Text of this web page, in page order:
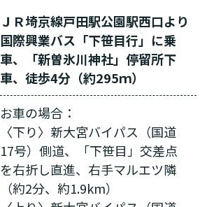
ＪＲ埼京線戸田駅公園駅西口より
国際興業バス「下笹目行」に乗
車、「新曽氷川神社」停留所下
車、徒歩4分（約295ｍ）
お車の場合：
〈下り〉新大宮バイパス（国道
17号）側道、「下笹目」交差点
を右折し直進、右手マルエツ隣
（約2分、約1.9km）